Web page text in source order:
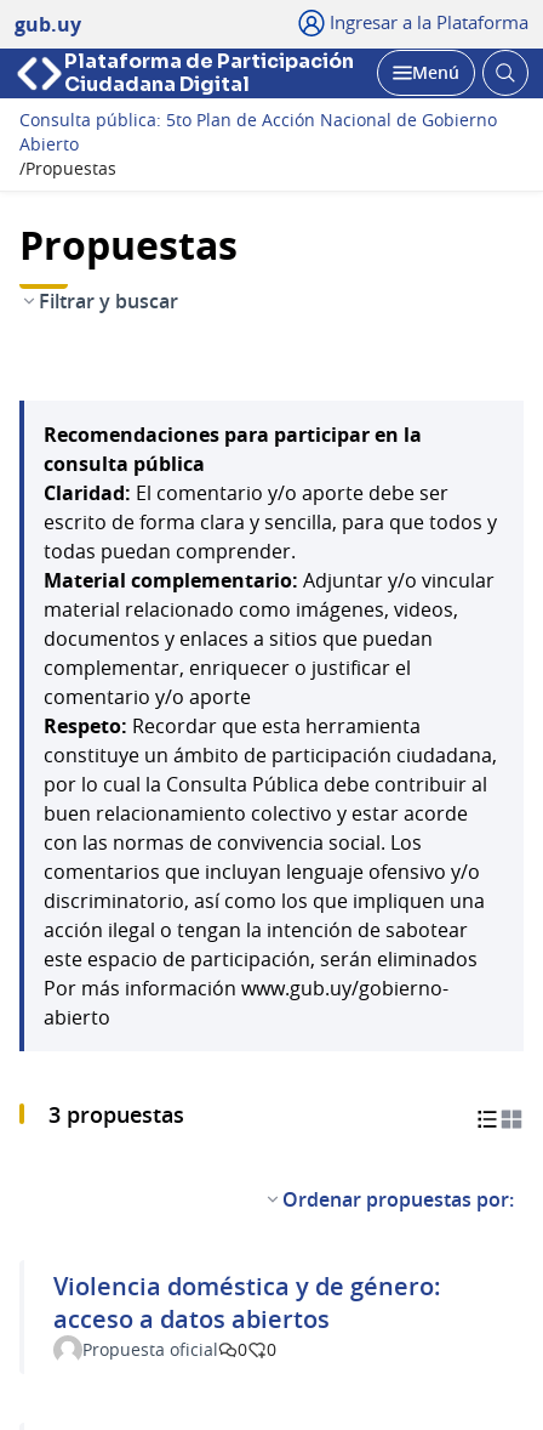
gub.uy Ingresar a la Plataforma
Plataforma de Participación
Ciudadana Digital
Abrir
Menú
Consulta pública: 5to Plan de Acción Nacional de Gobierno
Abierto
/Propuestas
Propuestas
Filtrar y buscar
Recomendaciones para participar en la
consulta pública
Claridad: El comentario y/o aporte debe ser
escrito de forma clara y sencilla, para que todos y
todas puedan comprender.
Material complementario: Adjuntar y/o vincular
material relacionado como imágenes, videos,
documentos y enlaces a sitios que puedan
complementar, enriquecer o justificar el
comentario y/o aporte
Respeto: Recordar que esta herramienta
constituye un ámbito de participación ciudadana,
por lo cual la Consulta Pública debe contribuir al
buen relacionamiento colectivo y estar acorde
con las normas de convivencia social. Los
comentarios que incluyan lenguaje ofensivo y/o
discriminatorio, así como los que impliquen una
acción ilegal o tengan la intención de sabotear
este espacio de participación, serán eliminados
Por más información www.gub.uy/gobierno-
abierto
3 propuestas
Ordenar propuestas por:
Violencia doméstica y de género:
acceso a datos abiertos
Propuesta oficial 0 0